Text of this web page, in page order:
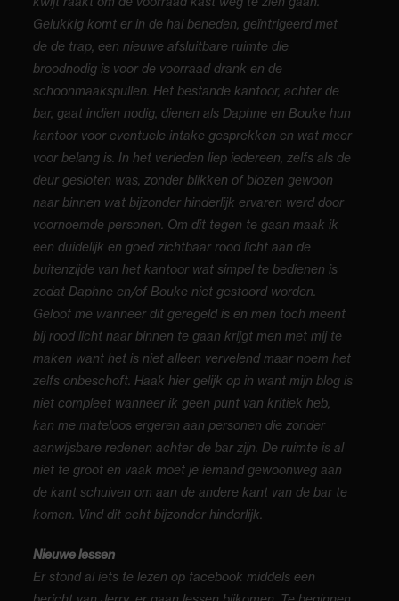
Gelukkig komt er in de hal beneden, geïntrigeerd met
de de trap, een nieuwe afsluitbare ruimte die
broodnodig is voor de voorraad drank en de
schoonmaakspullen. Het bestande kantoor, achter de
bar, gaat indien nodig, dienen als Daphne en Bouke hun
kantoor voor eventuele intake gesprekken en wat meer
voor belang is. In het verleden liep iedereen, zelfs als de
deur gesloten was, zonder blikken of blozen gewoon
naar binnen wat bijzonder hinderlijk ervaren werd door
voornoemde personen. Om dit tegen te gaan maak ik
een duidelijk en goed zichtbaar rood licht aan de
buitenzijde van het kantoor wat simpel te bedienen is
zodat Daphne en/of Bouke niet gestoord worden.
Geloof me wanneer dit geregeld is en men toch meent
bij rood licht naar binnen te gaan krijgt men met mij te
maken want het is niet alleen vervelend maar noem het
zelfs onbeschoft. Haak hier gelijk op in want mijn blog is
niet compleet wanneer ik geen punt van kritiek heb,
kan me mateloos ergeren aan personen die zonder
aanwijsbare redenen achter de bar zijn. De ruimte is al
niet te groot en vaak moet je iemand gewoonweg aan
de kant schuiven om aan de andere kant van de bar te
komen. Vind dit echt bijzonder hinderlijk.
Nieuwe lessen
Er stond al iets te lezen op facebook middels een